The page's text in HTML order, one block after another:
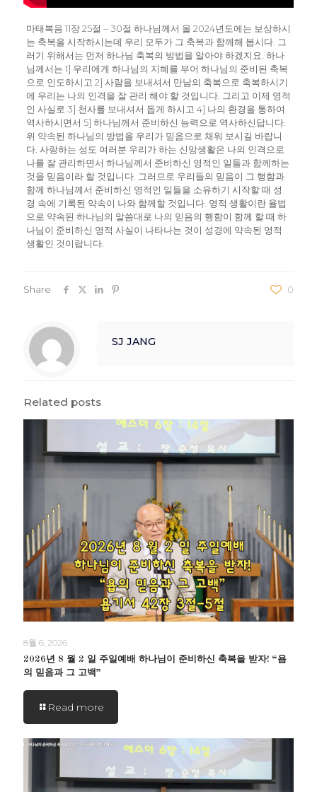
마태복음 11장 25절 – 30절 하나님께서 올 2024년도에는 보상하시
는 축복을 시작하시는데 우리 모두가 그 축복과 함께해 봅시다. 그
러기 위해서는 먼저 하나님 축복의 방법을 알아야 하겠지요. 하나
님께서는 1] 우리에게 하나님의 지혜를 부어 하나님의 준비된 축복
으로 인도하시고 2] 사람을 보내셔서 만남의 축복으로 축복하시기
에 우리는 나의 인격을 잘 관리 해야 할 것입니다. 그리고 이제 영적
인 사실로 3] 천사를 보내셔서 돕게 하시고 4] 나의 환경을 통하여
역사하시면서 5] 하나님께서 준비하신 능력으로 역사하신답니다.
위 약속된 하나님의 방법을 우리가 믿음으로 채워 보시길 바랍니
다. 사랑하는 성도 여러분 우리가 하는 신앙생활은 나의 인격으로
나를 잘 관리하면서 하나님께서 준비하신 영적인 일들과 함께하는
것을 믿음이라 할 것입니다. 그러므로 우리들의 믿음이 그 행함과
함께 하나님께서 준비하신 영적인 일들을 소유하기 시작할 때 성
경 속에 기록된 약속이 나와 함께할 것입니다. 영적 생활이란 율법
으로 약속된 하나님의 말씀대로 나의 믿음의 행함이 함께 할 때 하
나님이 준비하신 영적 사실이 나타나는 것이 성경에 약속된 영적
생활인 것이랍니다.
Share 0
SJ JANG
Related posts
8월 6, 2026
2026년 8 월 2 일 주일예배 하나님이 준비하신 축복을 받자! “욥
의 믿음과 그 고백”
Read more